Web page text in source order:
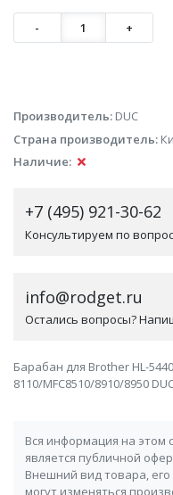
- 1 +
Производитель: DUC
Страна производитель:
Наличие:
+7 (495) 921-30-62
Консультируем по
info@rodget.ru
Остались вопросы?
Барабан для Brother HL-
8110/MFC8510/8910/8950
Вся информация на этом
является публичной
Внешний вид товара,
могут изменяться